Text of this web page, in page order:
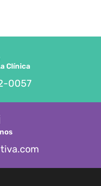
Clínica
0057